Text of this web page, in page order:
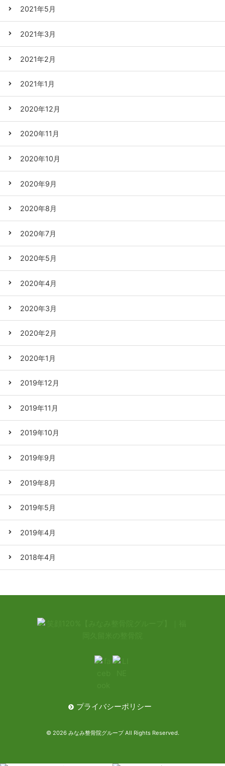
2021年5月
2021年3月
2021年2月
2021年1月
2020年12月
2020年11月
2020年10月
2020年9月
2020年8月
2020年7月
2020年5月
2020年4月
2020年3月
2020年2月
2020年1月
2019年12月
2019年11月
2019年10月
2019年9月
2019年8月
2019年5月
2019年4月
2018年4月
プライバシーポリシー
© 2026 みなみ整骨院グループ All Rights Reserved.